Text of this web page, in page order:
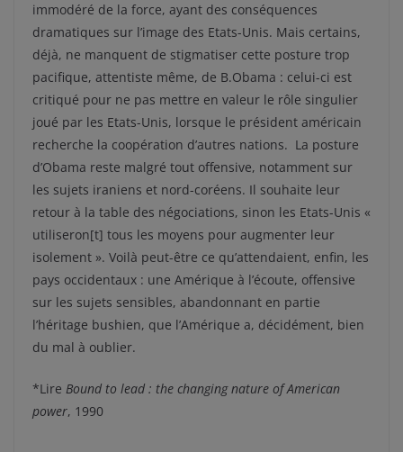
immodéré de la force, ayant des conséquences
dramatiques sur l’image des Etats-Unis. Mais certains,
déjà, ne manquent de stigmatiser cette posture trop
pacifique, attentiste même, de B.Obama : celui-ci est
critiqué pour ne pas mettre en valeur le rôle singulier
joué par les Etats-Unis, lorsque le président américain
recherche la coopération d’autres nations. La posture
d’Obama reste malgré tout offensive, notamment sur
les sujets iraniens et nord-coréens. Il souhaite leur
retour à la table des négociations, sinon les Etats-Unis «
utiliseron[t] tous les moyens pour augmenter leur
isolement ». Voilà peut-être ce qu’attendaient, enfin, les
pays occidentaux : une Amérique à l’écoute, offensive
sur les sujets sensibles, abandonnant en partie
l’héritage bushien, que l’Amérique a, décidément, bien
du mal à oublier.
*Lire Bound to lead : the changing nature of American
power, 1990